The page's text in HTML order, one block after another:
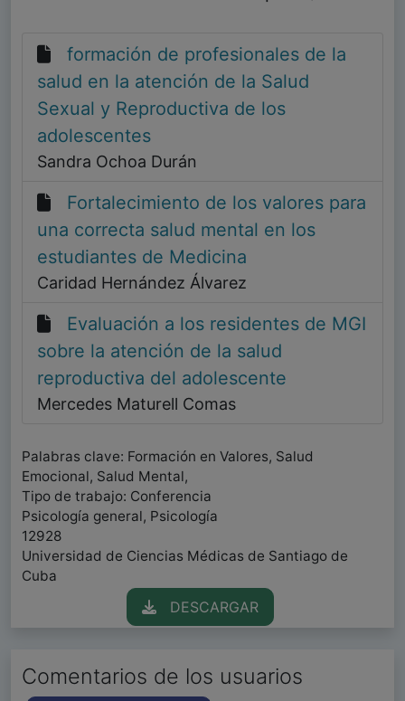
formación de profesionales de la
salud en la atención de la Salud
Sexual y Reproductiva de los
adolescentes
Sandra Ochoa Durán
Fortalecimiento de los valores para
una correcta salud mental en los
estudiantes de Medicina
Caridad Hernández Álvarez
Evaluación a los residentes de MGI
sobre la atención de la salud
reproductiva del adolescente
Mercedes Maturell Comas
Palabras clave: Formación en Valores, Salud
Emocional, Salud Mental,
Tipo de trabajo: Conferencia
Psicología general, Psicología
12928
Universidad de Ciencias Médicas de Santiago de
Cuba
DESCARGAR
Comentarios de los usuarios